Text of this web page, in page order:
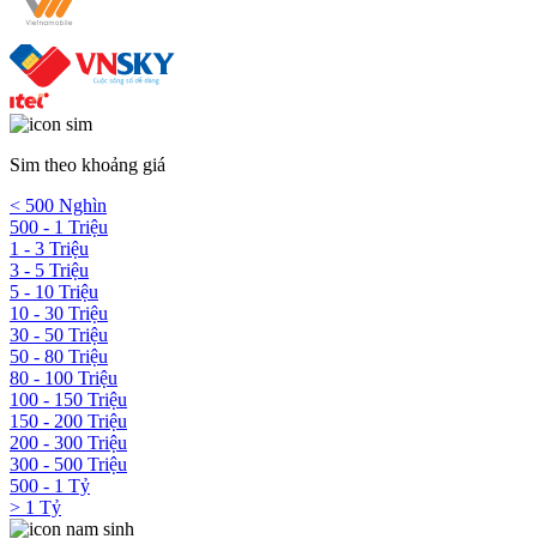
Sim theo khoảng giá
< 500 Nghìn
500 - 1 Triệu
1 - 3 Triệu
3 - 5 Triệu
5 - 10 Triệu
10 - 30 Triệu
30 - 50 Triệu
50 - 80 Triệu
80 - 100 Triệu
100 - 150 Triệu
150 - 200 Triệu
200 - 300 Triệu
300 - 500 Triệu
500 - 1 Tỷ
> 1 Tỷ